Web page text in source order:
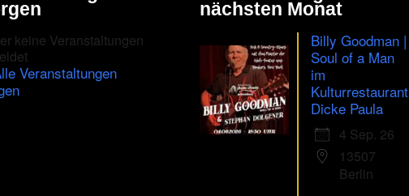
keine Veranstaltungen
Veranstaltungen
nächsten Monat
Billy Goodman |
Soul of a Man
im
Kulturrestaurant
Dicke Paula
4 Sep. 26
13507
Berlin